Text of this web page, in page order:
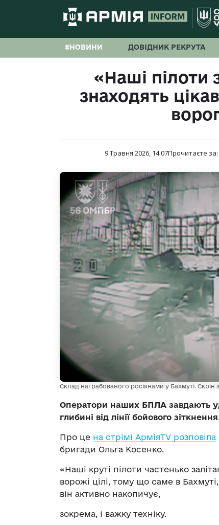
#НОВИНИ ДОВІДНИК РЕКРУТА
«Наші пілоти
знаходять
9 Травня 2026, 14:07Прочитаєте за:
Склад награбованого росіянами у Бахмуті. Скрін
Оператори наших БПЛА завдають
глибині від лінії бойового
Про це на стрімі АрміяTV розповіла
бригади Ольга Косенко.
«Наші круті пілоти частенько
ворожі цілі, тому що саме в
він активно накопичує,
зокрема, і важку техніку.